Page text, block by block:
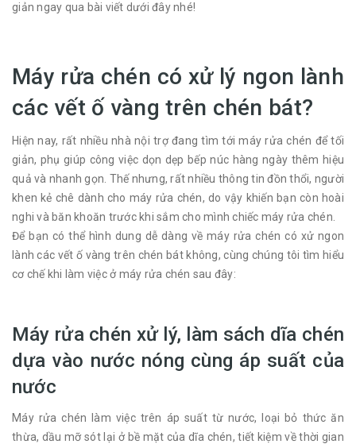
giản ngay qua bài viết dưới đây nhé!
Máy rửa chén có xử lý ngon lành
các vết ố vàng trên chén bát?
Hiện nay, rất nhiều nhà nội trợ đang tìm tới máy rửa chén để tối
giản, phụ giúp công việc dọn dẹp bếp núc hàng ngày thêm hiệu
quả và nhanh gọn. Thế nhưng, rất nhiều thông tin đồn thổi, người
khen kẻ chê dành cho máy rửa chén, do vậy khiến bạn còn hoài
nghi và băn khoăn trước khi sắm cho mình chiếc máy rửa chén.
Để bạn có thể hình dung dễ dàng về máy rửa chén có xử ngon
lành các vết ố vàng trên chén bát không, cùng chúng tôi tìm hiểu
cơ chế khi làm việc ở máy rửa chén sau đây:
Máy rửa chén xử lý, làm sách dĩa chén
dựa vào nước nóng cùng áp suất của
nước
Máy rửa chén làm việc trên áp suất từ nước, loại bỏ thức ăn
thừa, dầu mỡ sót lại ở bề mặt của dĩa chén, tiết kiệm về thời gian